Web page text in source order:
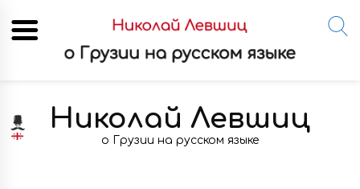
content
Николай Левшиц
о Грузии на русском языке